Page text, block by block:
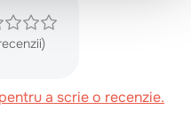
a scrie o recenzie.